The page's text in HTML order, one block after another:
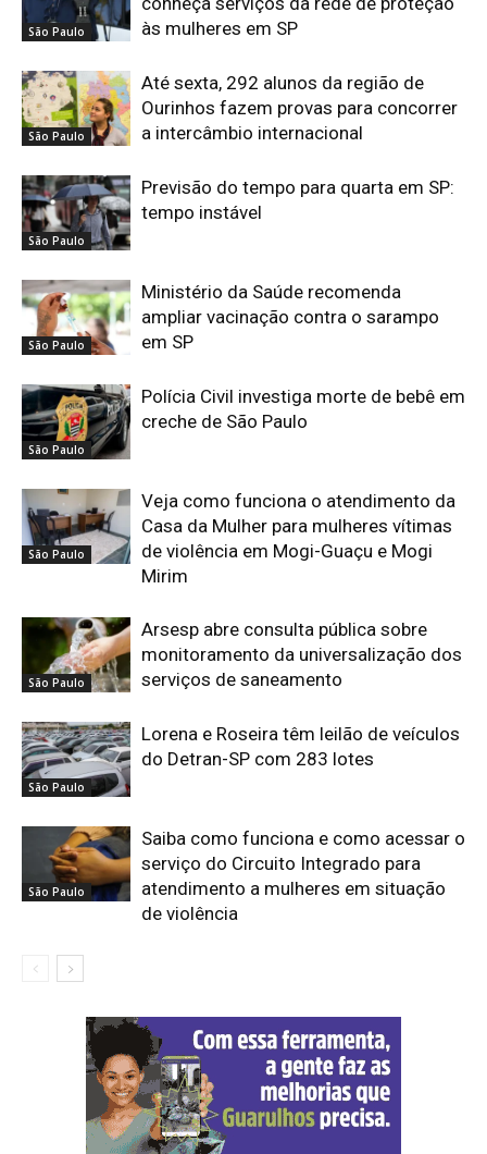
São Paulo
às mulheres em SP
São Paulo
Até sexta, 292 alunos da região de
Ourinhos fazem provas para concorrer
a intercâmbio internacional
São Paulo
Previsão do tempo para quarta em SP:
tempo instável
São Paulo
Ministério da Saúde recomenda
ampliar vacinação contra o sarampo
em SP
São Paulo
Polícia Civil investiga morte de bebê em
creche de São Paulo
São Paulo
Veja como funciona o atendimento da
Casa da Mulher para mulheres vítimas
de violência em Mogi-Guaçu e Mogi
Mirim
São Paulo
Arsesp abre consulta pública sobre
monitoramento da universalização dos
serviços de saneamento
São Paulo
Lorena e Roseira têm leilão de veículos
do Detran-SP com 283 lotes
São Paulo
Saiba como funciona e como acessar o
serviço do Circuito Integrado para
atendimento a mulheres em situação
de violência